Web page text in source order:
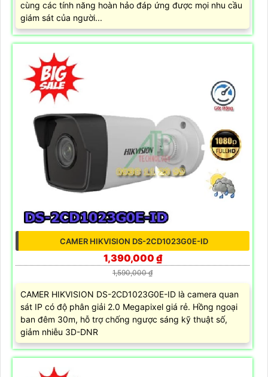
cùng các tính năng hoàn hảo đáp ứng được mọi nhu cầu
giám sát của người...
CAMER HIKVISION DS-2CD1023G0E-ID
1,390,000 ₫
1,590,000 ₫
CAMER HIKVISION DS-2CD1023G0E-ID là camera quan
sát IP có độ phân giải 2.0 Megapixel giá rẻ. Hồng ngoại
ban đêm 30m, hỗ trợ chống ngược sáng kỹ thuật số,
giảm nhiễu 3D-DNR